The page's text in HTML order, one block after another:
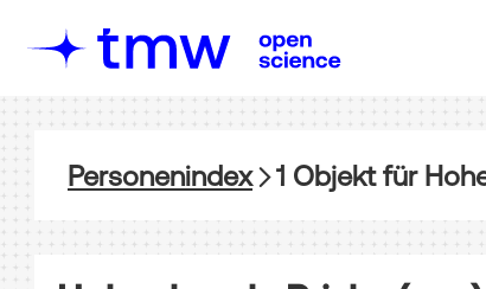
Personenindex 1 Objektfür